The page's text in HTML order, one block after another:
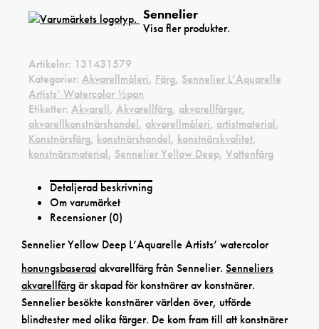
Sennelier
Visa fler produkter.
Artikelnr: 131431579
Kategorier: Akvarellmåleri, Färg, Sennelier L’Aquarelle
Artists’ Watercolor ½pan
Etiketter: Akvarell, Akvarellfärg, akvarellfärger,
akvarellkonstnärshandel, akvarellmåleri, artistmaterial,
Konstnärsfärg, konstnärshandel, konstnärskvalitet,
konstnärsmaterial, Sennelier Yellow Deep, Vattenfärg
Detaljerad beskrivning
Om varumärket
Recensioner (0)
Sennelier Yellow Deep L’Aquarelle Artists’ watercolor
honungsbaseradakvarellfärg från Sennelier. Senneliers
akvarellfärgär skapad för konstnärer av konstnärer.
Sennelier besökte konstnärer världen över, utförde
blindtester med olika färger. De kom fram till att konstnärer